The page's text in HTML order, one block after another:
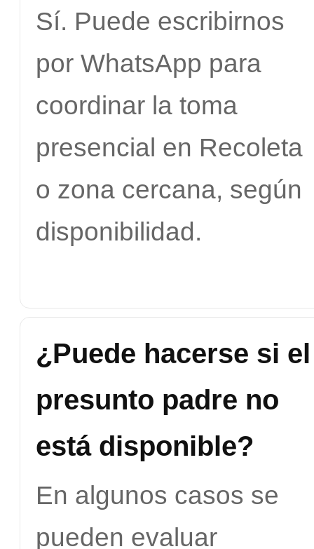
Sí. Puede escribirnos
por WhatsApp para
coordinar la toma
presencial en Recoleta
o zona cercana, según
disponibilidad.
¿Puede hacerse si el
presunto padre no
está disponible?
En algunos casos se
pueden evaluar